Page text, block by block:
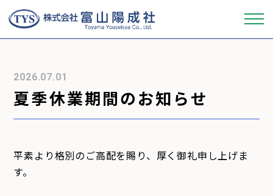
事業内容
2026.07.01
夏季休業期間のお知らせ
平素より格別のご高配を賜り、厚く御礼申し上げま
す。